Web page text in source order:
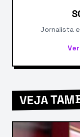
Jornalista
VEJA